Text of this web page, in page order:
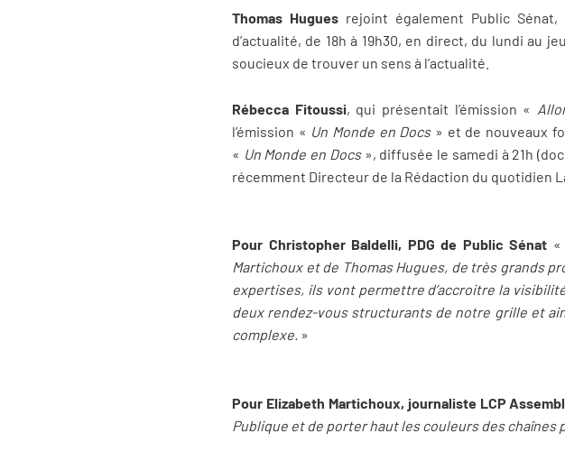
Thomas Hugues rejoint également Public
d’actualité, de 18h à 19h30, en direct, du lundi au
soucieux de trouver un sens à l’actualité.
Rébecca Fitoussi, qui présentait l’émission «
l’émission « Un Monde en Docs» et de nouveaux
« Un Monde en Docs», diffusée le samedi à 21h
récemment Directeur de la Rédaction du quotidien
Pour Christopher Baldelli, PDG de Public Sénat «
Martichoux et de Thomas Hugues, de très grands
expertises, ils vont permettre d’accroitre la
deux rendez-vous structurants de notre grille et
complexe. »
Pour Elizabeth Martichoux, journaliste LCP
Publique et de porter haut les couleurs des